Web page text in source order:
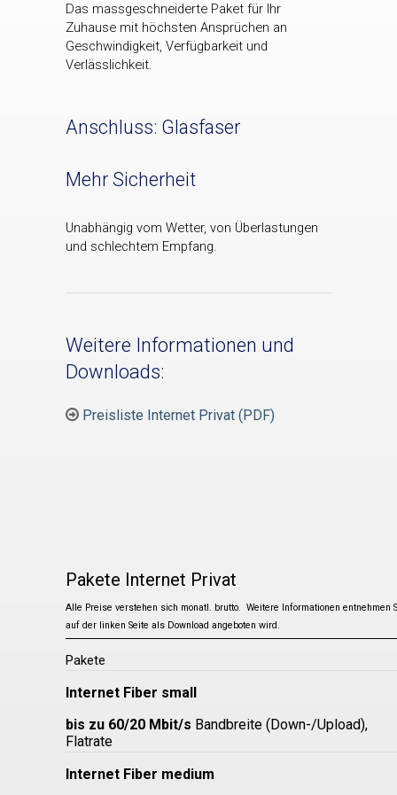
Das massgeschneiderte Paket für Ihr
Zuhause mit höchsten Ansprüchen an
Geschwindigkeit, Verfügbarkeit und
Verlässlichkeit.
Anschluss: Glasfaser
Mehr Sicherheit
Unabhängig vom Wetter, von Überlastungen
und schlechtem Empfang.
Weitere Informationen und
Downloads:
Preisliste Internet Privat (PDF)
Pakete Internet Privat
Alle Preise verstehen sich monatl. brutto. Weitere Informationen entnehmen
auf der linken Seite als Download angeboten wird.
Pakete
Internet Fiber small
bis zu 60/20 Mbit/s Bandbreite (Down-/Upload),
Flatrate
Internet Fiber medium